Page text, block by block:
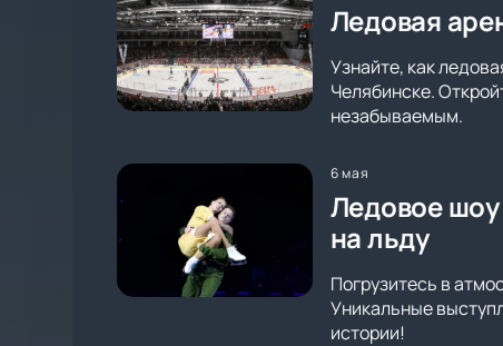
Ледовая
Узнайте, как
Челябинске.
незабываемым.
6 мая
Ледовое
на льду
Погрузитесь в
Уникальные
истории!